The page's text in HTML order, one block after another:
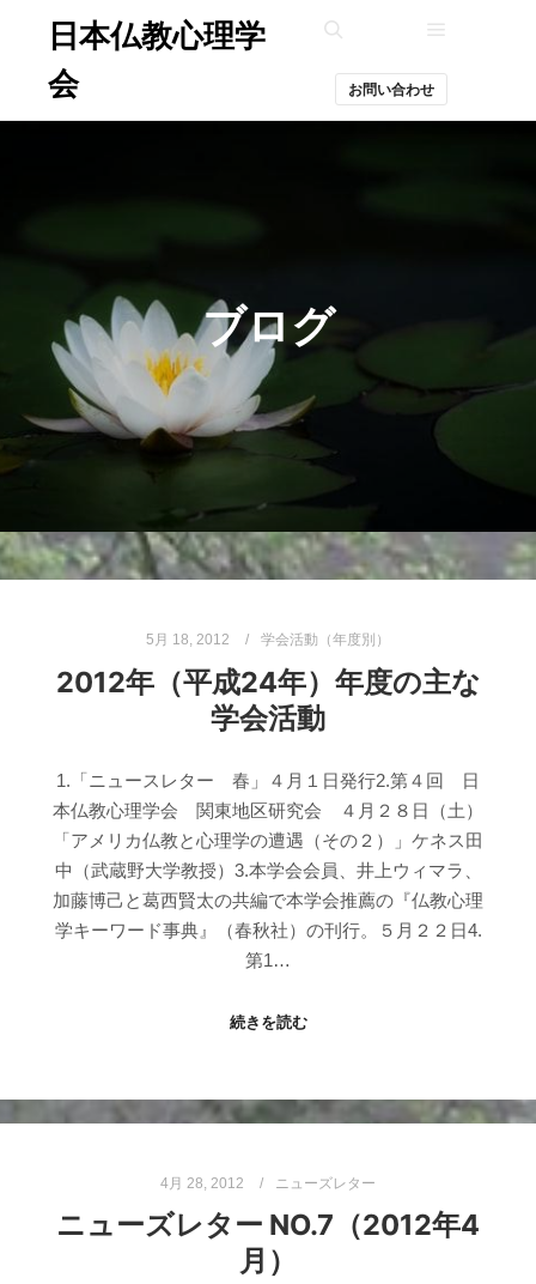
日本仏教心理学
会
お問い合わせ
ブログ
5月 18, 2012 学会活動（年度別）
2012年（平成24年）年度の主な
学会活動
1.「ニュースレター 春」４月１日発行2.第４回 日
本仏教心理学会 関東地区研究会 ４月２８日（土）
「アメリカ仏教と心理学の遭遇（その２）」ケネス田
中（武蔵野大学教授）3.本学会会員、井上ウィマラ、
加藤博己と葛西賢太の共編で本学会推薦の『仏教心理
学キーワード事典』（春秋社）の刊行。５月２２日4.
第1…
続きを読む
4月 28, 2012 ニューズレター
ニューズレター NO.7（2012年4
月）